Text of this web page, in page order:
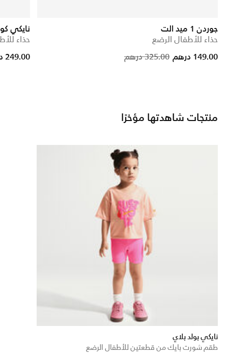
جوردن 1 ميد الت
حذاء للأطفال الرضع
Price
325.00 درهم to
149.00 درهم
نايكي
حذاء
249.00 درهم
منتجات شاهدتها مؤخرًا
نايكي بولد بلاي
طقم شورت بايك من قطعتين للأطفال الرضع